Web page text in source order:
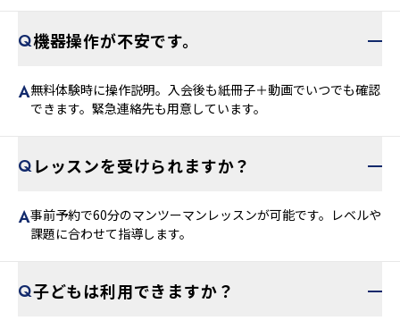
機器操作が不安です。
無料体験時に操作説明。入会後も紙冊子＋動画でいつでも確認
できます。緊急連絡先も用意しています。
レッスンを受けられますか？
事前予約で60分のマンツーマンレッスンが可能です。レベルや
課題に合わせて指導します。
子どもは利用できますか？